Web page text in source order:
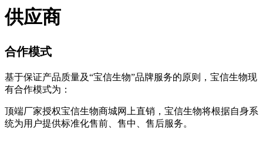
供应商
合作模式
基于保证产品质量及“宝信生物”品牌服务的原则，宝信生物现
有合作模式为：
顶端厂家授权宝信生物商城网上直销，宝信生物将根据自身系
统为用户提供标准化售前、售中、售后服务。